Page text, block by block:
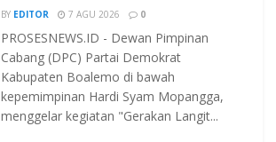
BY EDITOR 7 AGU 2026 0
PROSESNEWS.ID - Dewan Pimpinan
Cabang (DPC) Partai Demokrat
Kabupaten Boalemo di bawah
kepemimpinan Hardi Syam Mopangga,
menggelar kegiatan "Gerakan Langit...